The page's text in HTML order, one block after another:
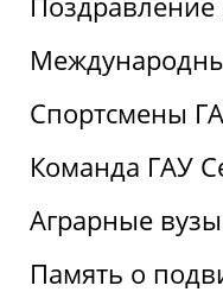
Спортсмены
Команда ГАУ
Аграрные
Память о